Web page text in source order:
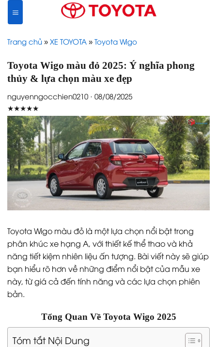
content
Trang chủ » XE TOYOTA » Toyota Wigo
Toyota Wigo màu đỏ 2025: Ý nghĩa phong
thủy & lựa chọn màu xe đẹp
nguyenngocchien0210 · 08/08/2025
★★★★★
Toyota Wigo màu đỏ là một lựa chọn nổi bật trong
phân khúc xe hạng A, với thiết kế thể thao và khả
năng tiết kiệm nhiên liệu ấn tượng. Bài viết này sẽ giúp
bạn hiểu rõ hơn về những điểm nổi bật của mẫu xe
này, từ giá cả đến tính năng và các lựa chọn phiên
bản.
Tổng Quan Về Toyota Wigo 2025
Tóm tắt Nội Dung